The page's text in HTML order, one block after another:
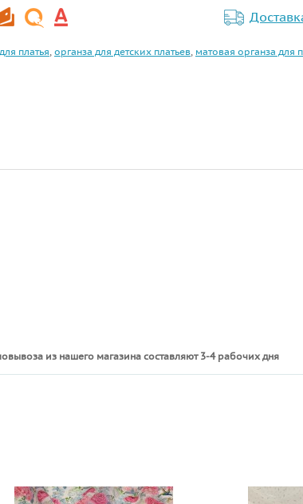
платья, органза для детских платьев, матовая органза для
из нашего магазина составляют 3-4 рабочих дня